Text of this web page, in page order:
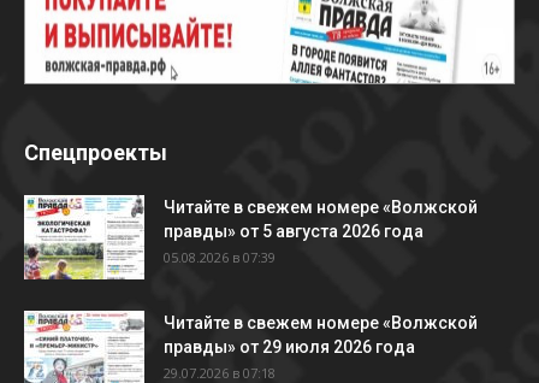
Спецпроекты
Читайте в свежем номере «Волжской
правды» от 5 августа 2026 года
05.08.2026 в 07:39
Читайте в свежем номере «Волжской
правды» от 29 июля 2026 года
29.07.2026 в 07:18